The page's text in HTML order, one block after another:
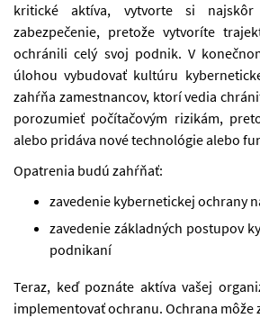
kritické aktíva, vytvorte si najskôr
zabezpečenie, pretože vytvoríte
ochránili celý svoj podnik. V
úlohou vybudovať kultúru
zahŕňa zamestnancov, ktorí vedia
porozumieť počítačovým rizikám,
alebo pridáva nové technológie alebo
Opatrenia budú zahŕňať:
zavedenie kybernetickej ochrany
zavedenie základných postupov
podnikaní
Teraz, keď poznáte aktíva vašej
implementovať ochranu. Ochrana môže